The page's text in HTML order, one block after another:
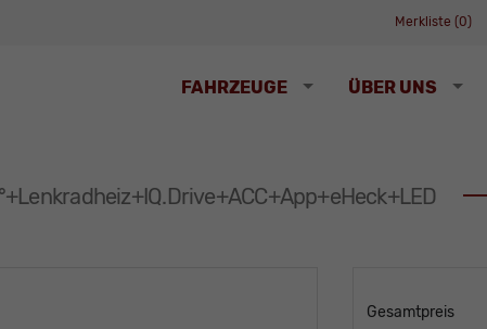
Merkliste (0)
FAHRZEUGE ÜBER UNS
Gesamtpreis